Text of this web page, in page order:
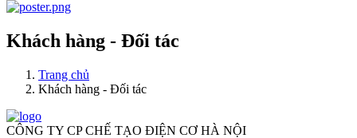
Khách hàng - Đối tác
Trang chủ
Khách hàng - Đối tác
CÔNG TY CP CHẾ TẠO ĐIỆN CƠ HÀ NỘI